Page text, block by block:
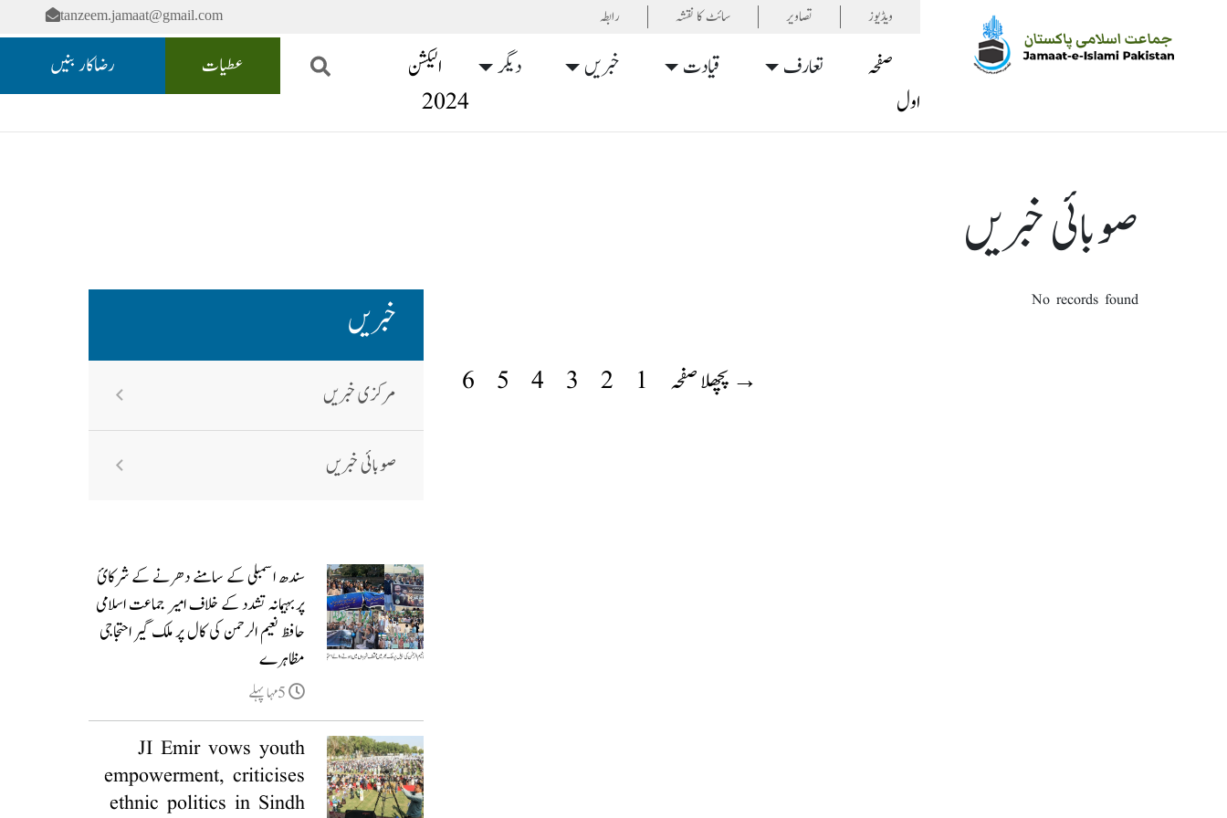
ویڈیوز تصاویر سائٹ کا نقشہ رابطہ tanzeem.jamaat@gmail.com
صفحہ
اول
تعارف قیادت خبریں دیگر
الیکشن
2024
عطیات رضاکار بنیں
صوبائی خبریں
No records found
→ پچھلا صفحہ 1
2
3
4
5
6
خبریں
مرکزی خبریں
صوبائی خبریں
سندھ اسمبلی کے سامنے دھرنے کے شرکائ
پربہیمانہ تشدد کے خلاف امیر جماعت اسلامی
حافظ نعیم الرحمن کی کال پر ملک گیر احتجاجی
مظاہرے
JI Emir vows youth
empowerment, criticises
ethnic politics in Sindh